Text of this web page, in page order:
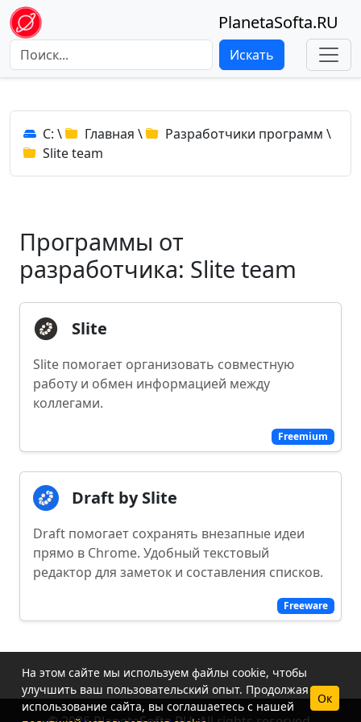
PlanetaSofta.RU
Искать
C: \ Главная \ Разработчики программ \
Slite team
Программы от
разработчика: Slite team
Freemium
Slite
Slite помогает организовать совместную
работу и обмен информацией между
коллегами.
Freeware
Draft by Slite
Draft помогает сохранять внезапные идеи
прямо в Chrome. Удобный текстовый
редактор для заметок и составления списков.
На этом сайте мы используем файлы cookie, чтобы
улучшить ваш пользовательский опыт. Продолжая
использование сайта, вы соглашаетесь с нашей
Ок